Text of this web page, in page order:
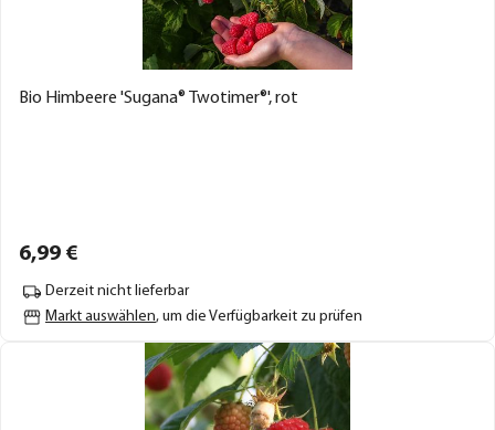
Bio Himbeere 'Sugana® Twotimer®', rot
6,99 €
Derzeit nicht lieferbar
Markt auswählen, um die Verfügbarkeit zu prüfen